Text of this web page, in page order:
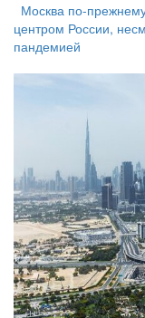
Москва по-
центром России,
пандемией